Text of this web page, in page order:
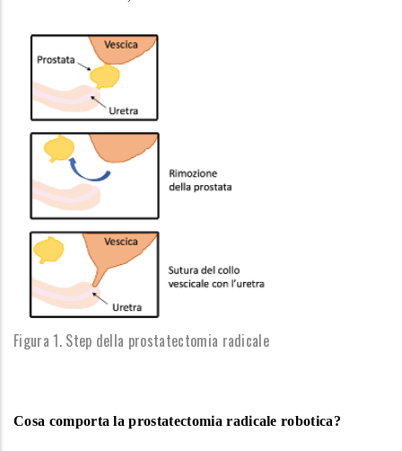
Figura 1. Step della prostatectomia radicale
Cosa comporta la prostatectomia radicale robotica?